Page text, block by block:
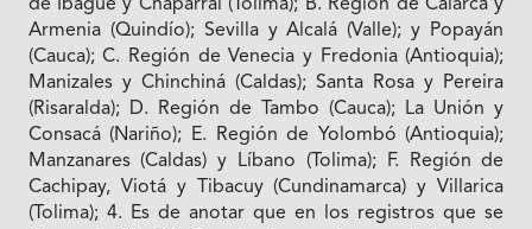
de Ibagué y Chaparral (Tolima); B. Región de Calarcá y
Armenia (Quindío); Sevilla y Alcalá (Valle); y Popayán
(Cauca); C. Región de Venecia y Fredonia (Antioquia);
Manizales y Chinchiná (Caldas); Santa Rosa y Pereira
(Risaralda); D. Región de Tambo (Cauca); La Unión y
Consacá (Nariño); E. Región de Yolombó (Antioquia);
Manzanares (Caldas) y Líbano (Tolima); F. Región de
Cachipay, Viotá y Tibacuy (Cundinamarca) y Villarica
(Tolima); 4. Es de anotar que en los registros que se